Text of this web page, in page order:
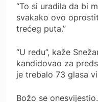
“To si uradila da bi
svakako ovo
trećeg puta.”
“U redu”, kaže
kandidovao za
je trebalo 73 glasa
Božo se